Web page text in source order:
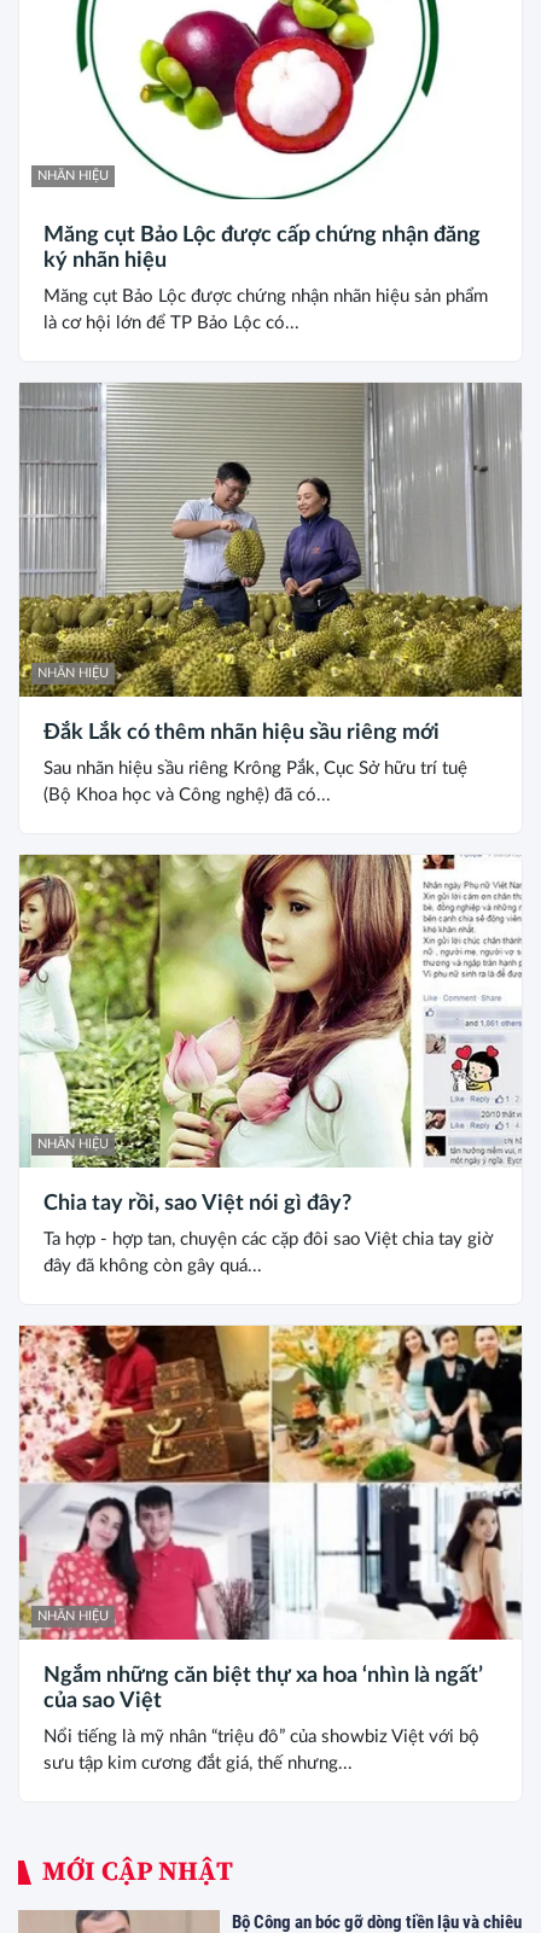
NHÃN HIỆU
Măng cụt Bảo Lộc được cấp chứng nhận đăng
ký nhãn hiệu
Măng cụt Bảo Lộc được chứng nhận nhãn hiệu sản phẩm
là cơ hội lớn để TP Bảo Lộc có...
NHÃN HIỆU
Đắk Lắk có thêm nhãn hiệu sầu riêng mới
Sau nhãn hiệu sầu riêng Krông Pắk, Cục Sở hữu trí tuệ
(Bộ Khoa học và Công nghệ) đã có...
NHÃN HIỆU
Chia tay rồi, sao Việt nói gì đây?
Ta hợp - hợp tan, chuyện các cặp đôi sao Việt chia tay giờ
đây đã không còn gây quá...
NHÃN HIỆU
Ngắm những căn biệt thự xa hoa ‘nhìn là ngất’
của sao Việt
Nổi tiếng là mỹ nhân “triệu đô” của showbiz Việt với bộ
sưu tập kim cương đắt giá, thế nhưng...
MỚI CẬP NHẬT
Bộ Công an bóc gỡ dòng tiền lậu và chiêu